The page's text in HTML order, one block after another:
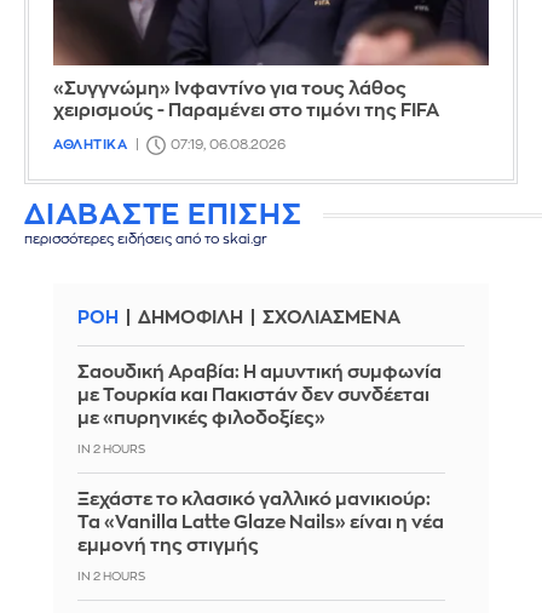
«Συγγνώμη» Ινφαντίνο για τους λάθος
χειρισμούς - Παραμένει στο τιμόνι της FIFA
ΑΘΛΗΤΙΚΑ 07:19, 06.08.2026
ΔΙΑΒΑΣΤΕ ΕΠΙΣΗΣ
περισσότερες ειδήσεις από το skai.gr
ΡΟΗ ΔΗΜΟΦΙΛΗ ΣΧΟΛΙΑΣΜΕΝΑ
Σαουδική Αραβία: Η αμυντική συμφωνία
με Τουρκία και Πακιστάν δεν συνδέεται
με «πυρηνικές φιλοδοξίες»
IN 2 HOURS
Ξεχάστε το κλασικό γαλλικό μανικιούρ:
Τα «Vanilla Latte Glaze Nails» είναι η νέα
εμμονή της στιγμής
IN 2 HOURS